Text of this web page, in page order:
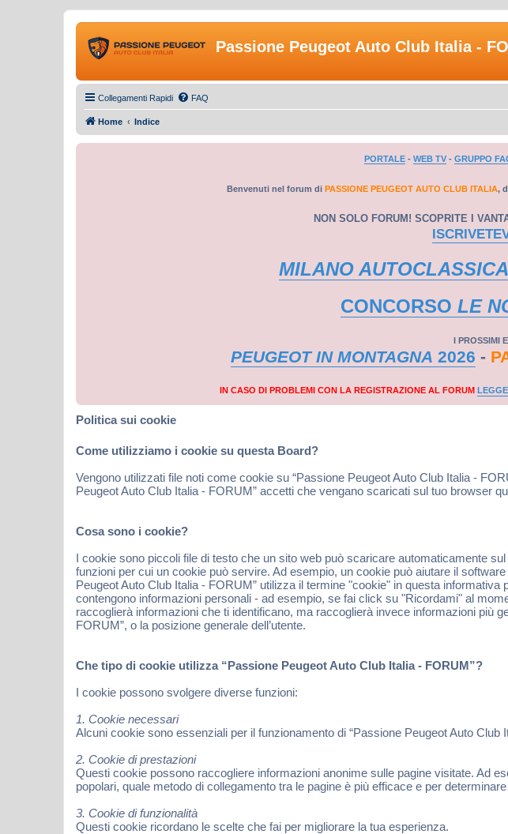
Passione Peugeot Auto Club Italia -
Collegamenti Rapidi FAQ
Home Indice
PORTALE - WEB TV - GRUPPO
Benvenuti nel forum di PASSIONE PEUGEOT AUTO CLUB ITALIA,
NON SOLO FORUM! SCOPRITE I
MILANO AUTOCLASSICA
CONCORSO LE
I PROSSIMI
PEUGEOT IN MONTAGNA 2026 -
IN CASO DI PROBLEMI CON LA REGISTRAZIONE AL FORUM
Politica sui cookie
Come utilizziamo i cookie su questa Board?
Vengono utilizzati file noti come cookie su “Passione Peugeot Auto Club Italia -
Peugeot Auto Club Italia - FORUM” accetti che vengano scaricati sul tuo browser
Cosa sono i cookie?
I cookie sono piccoli file di testo che un sito web può scaricare automaticamente
funzioni per cui un cookie può servire. Ad esempio, un cookie può aiutare il
Peugeot Auto Club Italia - FORUM” utilizza il termine "cookie" in questa
contengono informazioni personali - ad esempio, se fai click su "Ricordami" al
raccoglierà informazioni che ti identificano, ma raccoglierà invece informazioni più
FORUM”, o la posizione generale dell’utente.
Che tipo di cookie utilizza “Passione Peugeot Auto Club Italia - FORUM”?
I cookie possono svolgere diverse funzioni:
1. Cookie necessari
Alcuni cookie sono essenziali per il funzionamento di “Passione Peugeot Auto
2. Cookie di prestazioni
Questi cookie possono raccogliere informazioni anonime sulle pagine visitate. Ad
popolari, quale metodo di collegamento tra le pagine è più efficace e per
3. Cookie di funzionalità
Questi cookie ricordano le scelte che fai per migliorare la tua esperienza.